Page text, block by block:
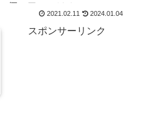
価！口コミは？
2021.02.11 2024.01.04
スポンサーリンク